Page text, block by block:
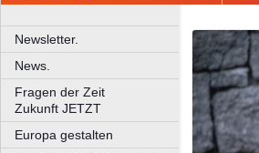
Newsletter.
News.
Fragen der Zeit
Zukunft JETZT
Europa gestalten